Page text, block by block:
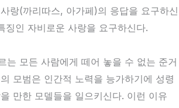
랑(까리따스, 아가페)의 응답을 요구하신
징인 자비로운 사랑을 요구하신다.
는 모든 사람에게 떼어 놓을 수 없는 준거
모범은 인간적 노력을 능가하기에 성령
만한 모델들을 일으키신다. 이런 이유